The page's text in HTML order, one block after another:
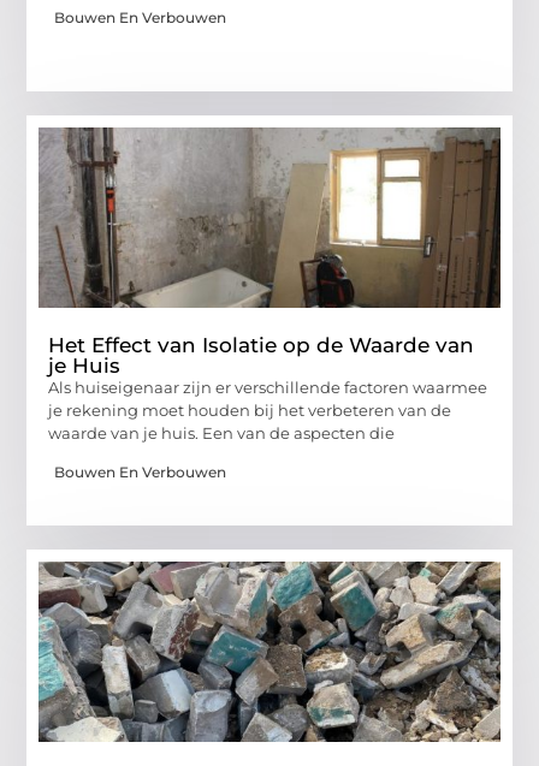
Bouwen En Verbouwen
Het Effect van Isolatie op de Waarde van
je Huis
Als huiseigenaar zijn er verschillende factoren waarmee
je rekening moet houden bij het verbeteren van de
waarde van je huis. Een van de aspecten die
Bouwen En Verbouwen